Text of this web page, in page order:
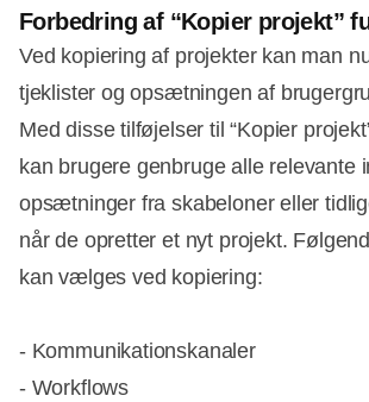
Forbedring af “Kopier projekt”
Ved kopiering af projekter kan man
tjeklister og opsætningen af
Med disse tilføjelser til “Kopier
kan brugere genbruge alle relevante
opsætninger fra skabeloner eller
når de opretter et nyt projekt.
kan vælges ved kopiering:
- Kommunikationskanaler
- Workflows